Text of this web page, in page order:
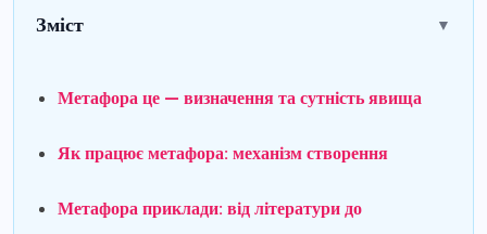
Зміст ▼
Метафора це — визначення та сутність явища
Як працює метафора: механізм створення
Метафора приклади: від літератури до